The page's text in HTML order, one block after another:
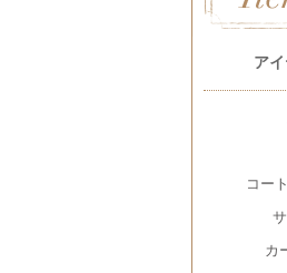
ア
コー
カ